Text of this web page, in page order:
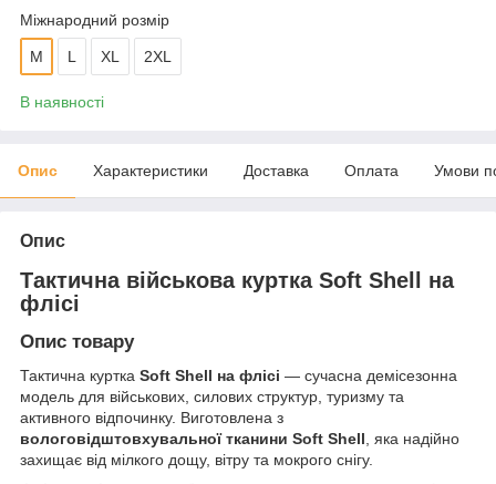
Міжнародний розмір
M L XL 2XL
В наявності
Опис Характеристики Доставка Оплата Умови
Опис
Тактична військова куртка Soft Shell на
флісі
Опис товару
Тактична куртка Soft Shell на флісі — сучасна демісезонна
модель для військових, силових структур, туризму та
активного відпочинку. Виготовлена з
вологовідштовхувальної тканини Soft Shell, яка надійно
захищає від мілкого дощу, вітру та мокрого снігу.